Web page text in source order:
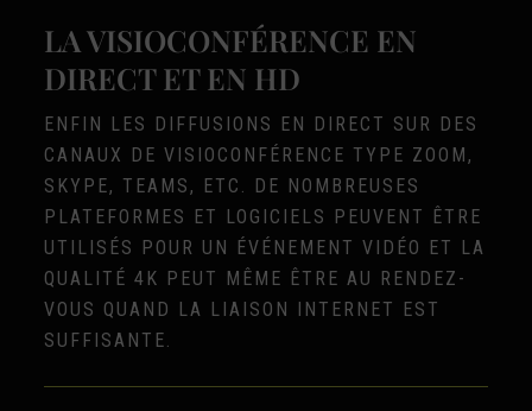
LA VISIOCONFÉRENCE EN
DIRECT ET EN HD
ENFIN LES DIFFUSIONS EN DIRECT SUR DES
CANAUX DE VISIOCONFÉRENCE TYPE ZOOM,
SKYPE, TEAMS, ETC. DE NOMBREUSES
PLATEFORMES ET LOGICIELS PEUVENT ÊTRE
UTILISÉS POUR UN ÉVÉNEMENT VIDÉO ET LA
QUALITÉ 4K PEUT MÊME ÊTRE AU RENDEZ-
VOUS QUAND LA LIAISON INTERNET EST
SUFFISANTE.